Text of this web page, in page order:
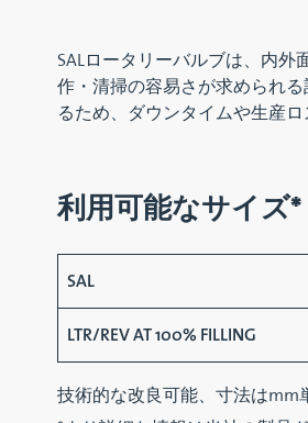
SALロータリーバルブは、内
作・清掃の容易さが求められ
るため、ダウンタイムや生産ロ
利用可能なサイズ*
SAL
LTR/REV AT 100% FILLING
技術的な改良可能、寸法はmm